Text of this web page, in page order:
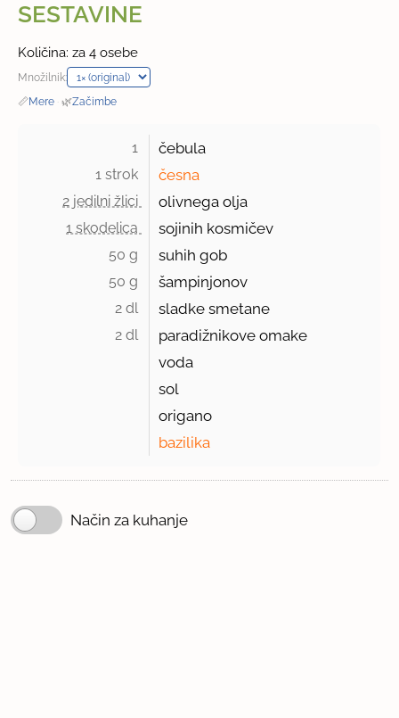
SESTAVINE
Količina: za 4 osebe
Množilnik:
📏Mere · 🌿Začimbe
1 čebula
1 strok česna
2 jedilni žlici olivnega olja
1 skodelica sojinih kosmičev
50 g suhih gob
50 g šampinjonov
2 dl sladke smetane
2 dl
paradižnikove omake
voda
sol
origano
bazilika
Način za kuhanje